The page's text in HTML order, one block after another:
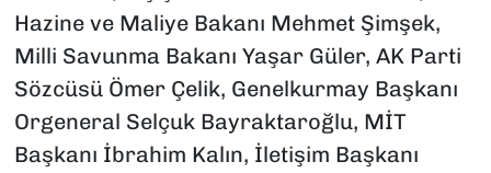
Hazine ve Maliye Bakanı Mehmet Şimşek,
Milli Savunma Bakanı Yaşar Güler, AK Parti
Sözcüsü Ömer Çelik, Genelkurmay Başkanı
Orgeneral Selçuk Bayraktaroğlu, MİT
Başkanı İbrahim Kalın, İletişim Başkanı